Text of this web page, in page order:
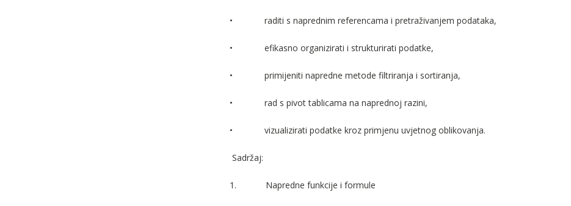
• raditi s naprednim referencama i pretraživanjem podataka,
• efikasno organizirati i strukturirati podatke,
• primijeniti napredne metode filtriranja i sortiranja,
• rad s pivot tablicama na naprednoj razini,
• vizualizirati podatke kroz primjenu uvjetnog oblikovanja.
Sadržaj:
1. Napredne funkcije i formule